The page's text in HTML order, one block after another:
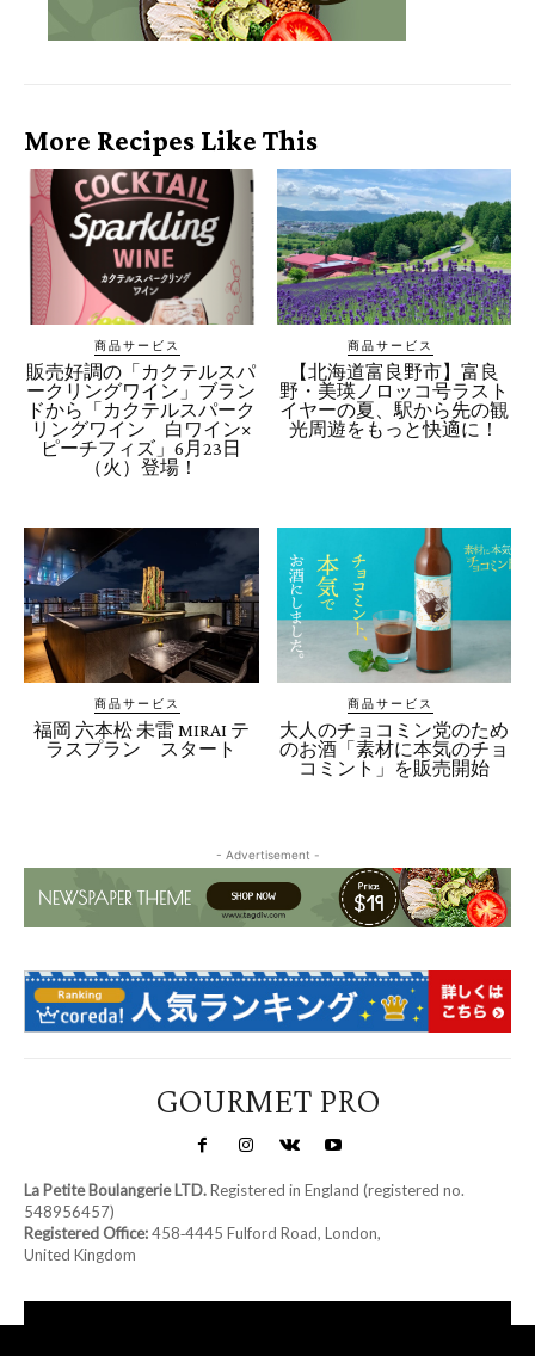
More Recipes Like This
商品サービス
販売好調の「カクテルスパ
ークリングワイン」ブラン
ドから「カクテルスパーク
リングワイン 白ワイン×
ピーチフィズ」6月23日
（火）登場！
商品サービス
【北海道富良野市】富良
野・美瑛ノロッコ号ラスト
イヤーの夏、駅から先の観
光周遊をもっと快適に！
商品サービス
福岡 六本松 未雷 MIRAI テ
ラスプラン スタート
商品サービス
大人のチョコミン党のため
のお酒「素材に本気のチョ
コミント」を販売開始
- Advertisement -
GOURMET PRO
La Petite Boulangerie LTD.Registered in England (registered no.
548956457)
Registered Office:458‑4445 Fulford Road, London,
United Kingdom